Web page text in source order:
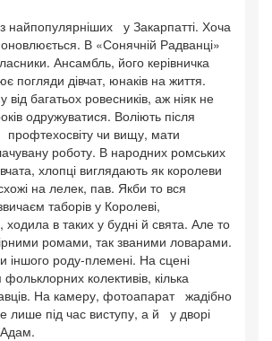
найпопулярніших у Закарпатті. Хоча
В «Сонячній Радванці»
Ансамбль, його керівничка
погляди дівчат, юнаків на життя.
від багатьох ровесників, аж ніяк не
одружуватися. Воліють після
чи вищу, мати
роботу. В народних ромських
хлопці виглядають як королеви
на лелек, пав. Якби то вся
таборів у Королеві,
ходила в таких у будні й свята. Але то
ромами, так званими ловарами.
іншого роду-племені. На сцені
фольклорних колективів, кілька
На камеру, фотоапарат жадібно
лише під час виступу, а й у дворі